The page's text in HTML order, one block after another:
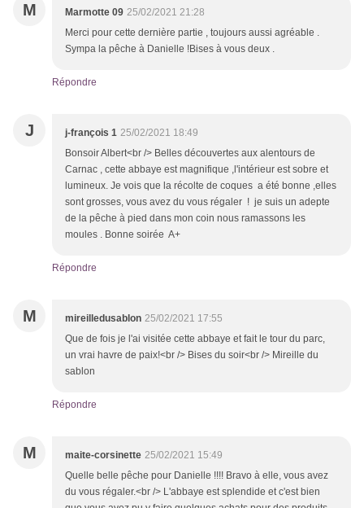
M Marmotte 09 25/02/2021 21:28
Merci pour cette dernière partie , toujours aussi agréable .
Sympa la pêche à Danielle !Bises à vous deux .
Répondre
J j-françois 1 25/02/2021 18:49
Bonsoir Albert<br /> Belles découvertes aux alentours de
Carnac , cette abbaye est magnifique ,l'intérieur est sobre et
lumineux. Je vois que la récolte de coques a été bonne ,elles
sont grosses, vous avez du vous régaler ! je suis un adepte
de la pêche à pied dans mon coin nous ramassons les
moules . Bonne soirée A+
Répondre
M mireilledusablon 25/02/2021 17:55
Que de fois je l'ai visitée cette abbaye et fait le tour du parc,
un vrai havre de paix!<br /> Bises du soir<br /> Mireille du
sablon
Répondre
M maite-corsinette 25/02/2021 15:49
Quelle belle pêche pour Danielle !!!! Bravo à elle, vous avez
du vous régaler.<br /> L'abbaye est splendide et c'est bien